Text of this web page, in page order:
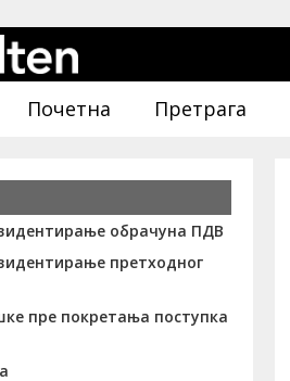
Почетна Претрага
обрачуна ПДВ
претходног
пре покретања поступка